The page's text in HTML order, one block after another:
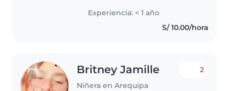
jugar. Soy honesta, y
responsable. No trabajé con
muchos niños, pero me gustaría
Experiencia: < 1 año
S/ 10.00/hora
Britney Jamille
Niñera en Arequipa
2